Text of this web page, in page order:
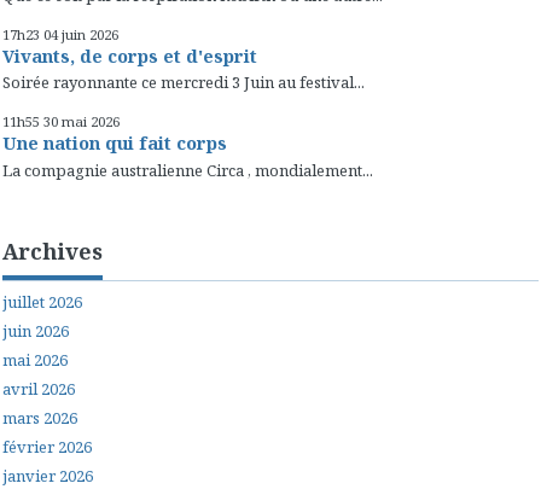
17h23 04 juin 2026
Vivants, de corps et d'esprit
Soirée rayonnante ce mercredi 3 Juin au festival...
11h55 30 mai 2026
Une nation qui fait corps
La compagnie australienne Circa , mondialement...
Archives
juillet 2026
juin 2026
mai 2026
avril 2026
mars 2026
février 2026
janvier 2026